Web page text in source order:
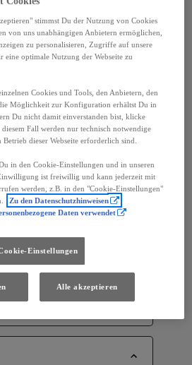
mm
167 kW (224 PS)
160km/h
7,2 Sekunden
Frontantrieb
Automatik
stimmst Du der Nutzung von Cookies
von uns unabhängigen Anbietern ermöglichen,
zu personalisieren, Zugriffe auf unsere
eine optimale Nutzung der Webseite zu
Cookies und Tools, den Anbietern, den
Möglichkeit zur Konfiguration erhältst Du in
Du nicht damit einverstanden bist, klicke
Fall werden nur technisch notwendige
dieser Webseite erforderlich sind.
in den Cookie-Einstellungen und in unseren
ist freiwillig und kann jederzeit mit
werden, z.B. in den "Cookie-Einstellungen"
Zu den Datenschutzhinweisen
Daten verwendet
Einstellungen
Alle akzeptieren